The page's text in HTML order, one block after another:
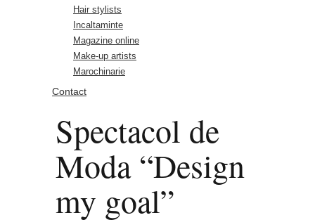
Hair stylists
Incaltaminte
Magazine online
Make-up artists
Marochinarie
Contact
Spectacol de
Moda “Design
my goal”